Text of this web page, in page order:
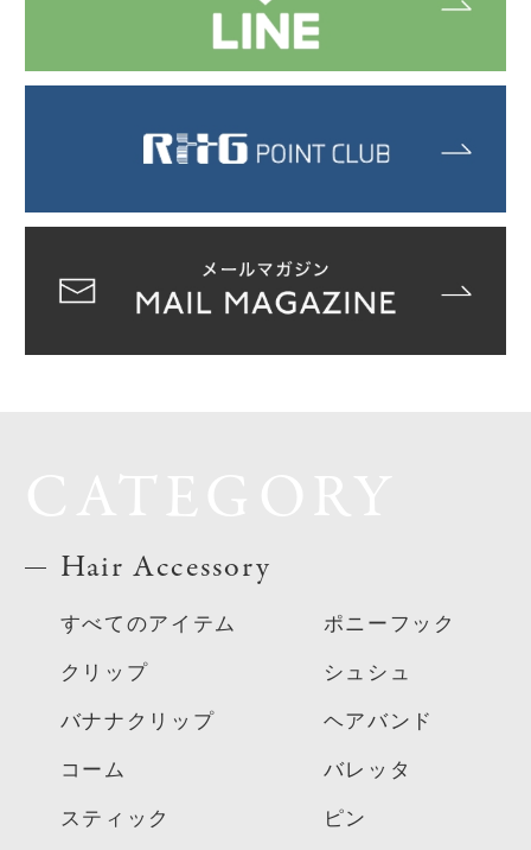
Hair Accessory
すべてのアイテム
クリップ
バナナクリップ
コーム
スティック
ポニーフック
シュシュ
ヘアバンド
バレッタ
ピン